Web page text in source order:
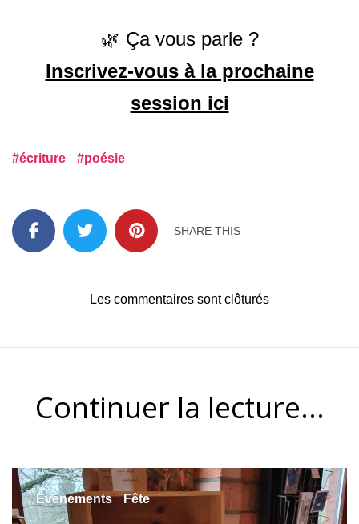
🌿 Ça vous parle ?
Inscrivez-vous à la prochaine
session ici
écriture poésie
SHARE THIS
Les commentaires sont clôturés
Continuer la lecture...
Evénements Fête